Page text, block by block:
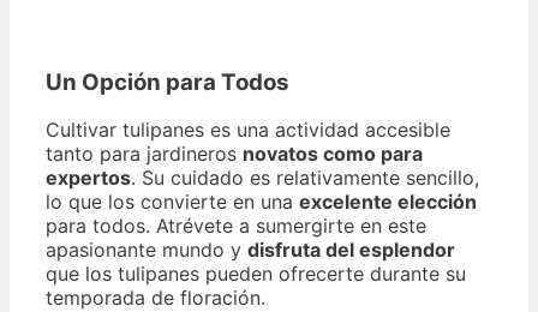
Un Opción para Todos
Cultivar tulipanes es una actividad accesible
tanto para jardineros novatos como para
expertos. Su cuidado es relativamente sencillo,
lo que los convierte en una excelente elección
para todos. Atrévete a sumergirte en este
apasionante mundo y disfruta del esplendor
que los tulipanes pueden ofrecerte durante su
temporada de floración.